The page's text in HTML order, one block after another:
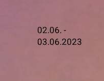
02.06. -
03.06.2023